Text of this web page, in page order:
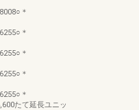
＊
＊
＊
＊
＊
たて延長ユニッ